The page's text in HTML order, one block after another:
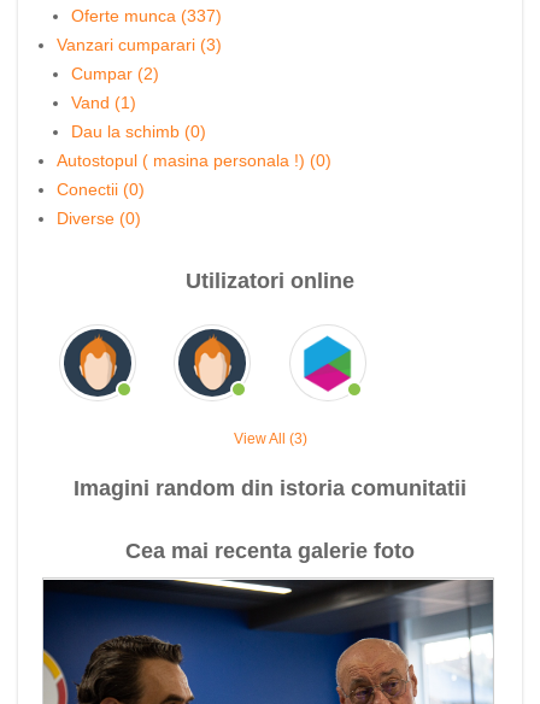
Oferte munca (337)
Vanzari cumparari (3)
Cumpar (2)
Vand (1)
Dau la schimb (0)
Autostopul ( masina personala !) (0)
Conectii (0)
Diverse (0)
Utilizatori online
View All (3)
Imagini random din istoria comunitatii
Cea mai recenta galerie foto